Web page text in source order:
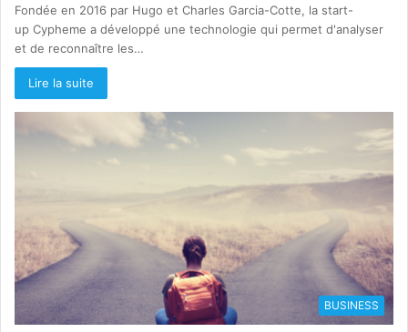
Fondée en 2016 par Hugo et Charles Garcia-Cotte, la start-
up Cypheme a développé une technologie qui permet d'analyser
et de reconnaître les…
Lire la suite
BUSINESS